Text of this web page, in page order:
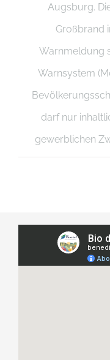
Augsburg.
Großbrand
Warnmeldung
Warnsystem
darf nur
gewerblichen